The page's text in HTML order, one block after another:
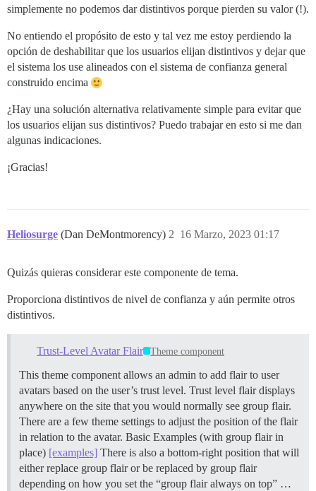
simplemente no podemos dar distintivos porque pierden su valor (!).
No entiendo el propósito de esto y tal vez me estoy perdiendo la
opción de deshabilitar que los usuarios elijan distintivos y dejar que
el sistema los use alineados con el sistema de confianza general
construido encima
¿Hay una solución alternativa relativamente simple para evitar que
los usuarios elijan sus distintivos? Puedo trabajar en esto si me dan
algunas indicaciones.
¡Gracias!
Heliosurge (Dan DeMontmorency) 16 Marzo, 2023 01:17
2
Quizás quieras considerar este componente de tema.
Proporciona distintivos de nivel de confianza y aún permite otros
distintivos.
Trust-Level Avatar Flair Theme component
This theme component allows an admin to add flair to user
avatars based on the user’s trust level. Trust level flair displays
anywhere on the site that you would normally see group flair.
There are a few theme settings to adjust the position of the flair
in relation to the avatar. Basic Examples (with group flair in
place) [examples] There is also a bottom-right position that will
either replace group flair or be replaced by group flair
depending on how you set the “group flair always on top” …